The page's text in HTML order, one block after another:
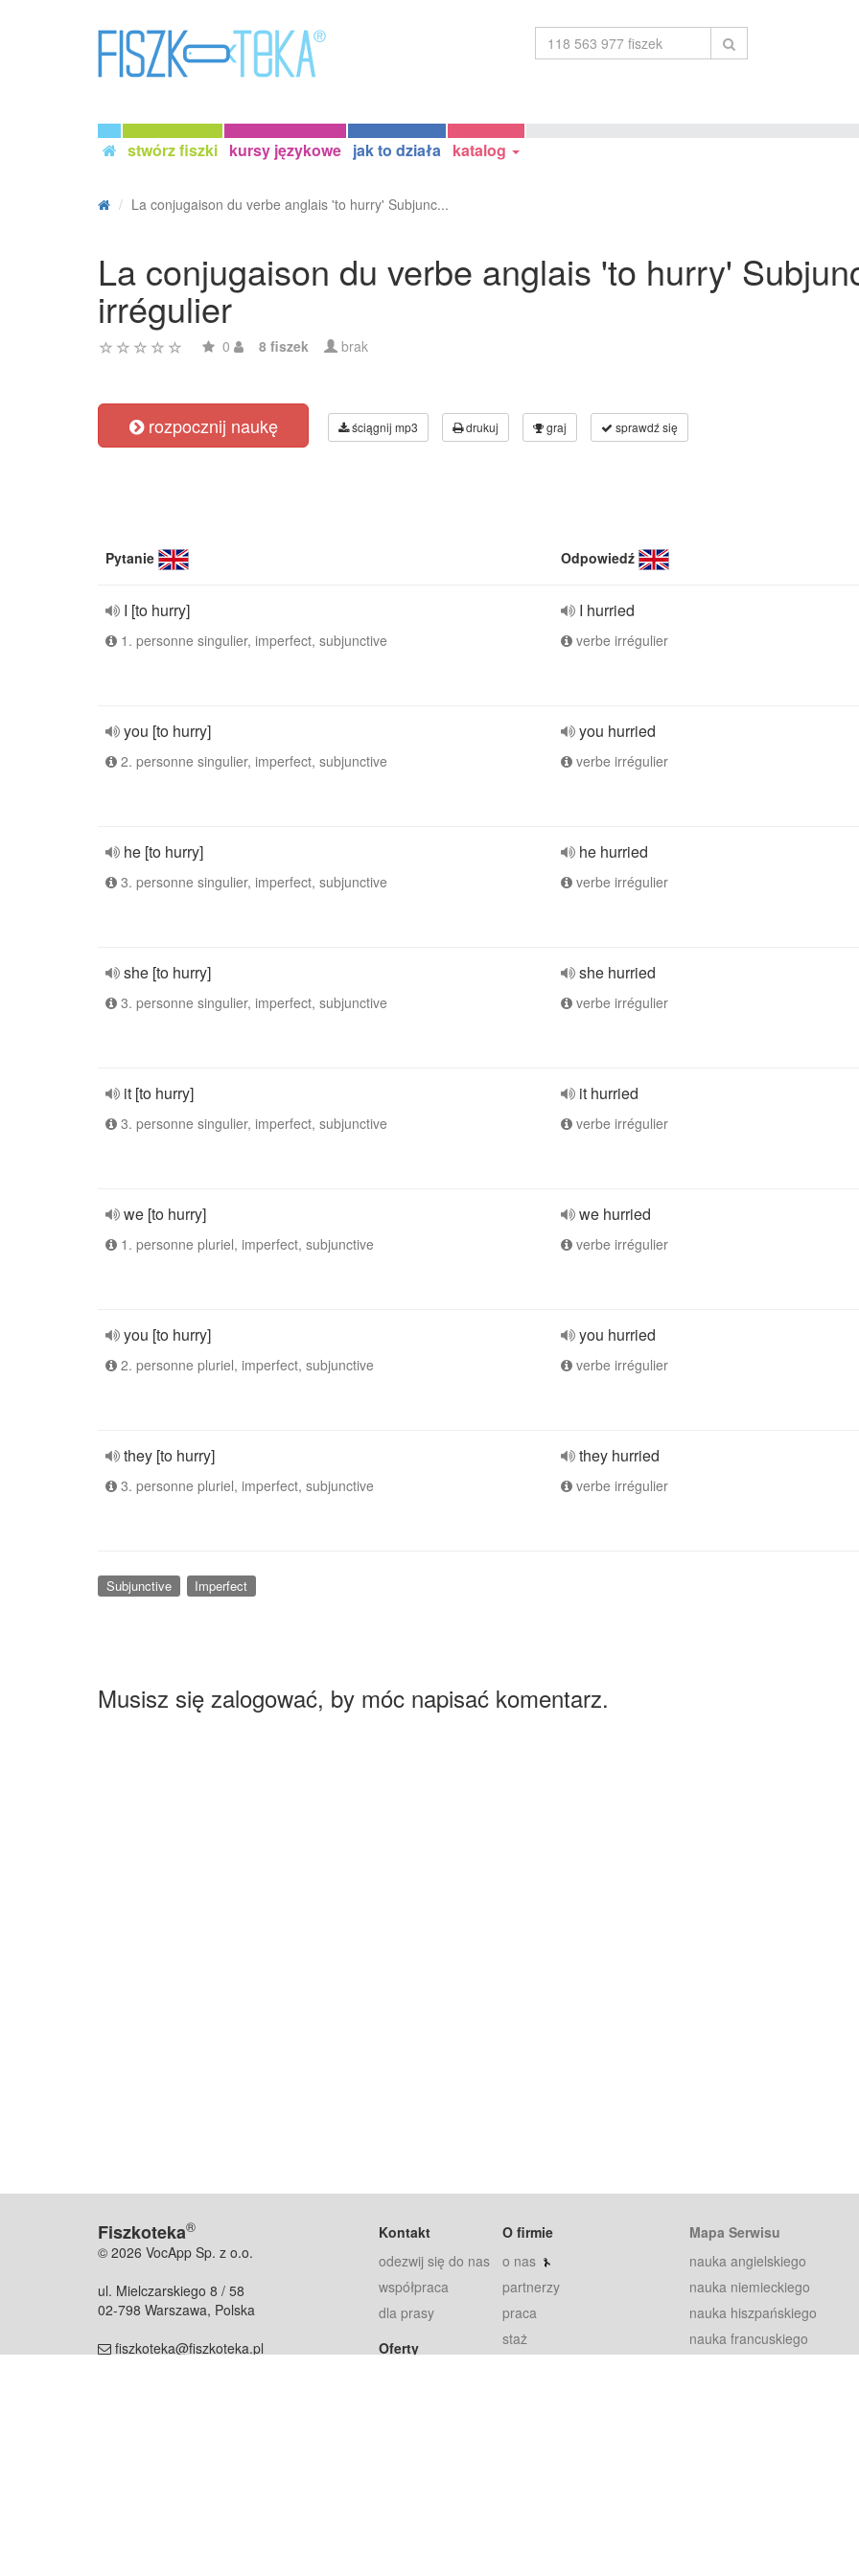
stwórz fiszki kursy językowe jak to działa katalog
La conjugaison du verbe anglais 'to hurry' Subjunc...
La conjugaison du verbe anglais 'to hurry'
irrégulier
0 8 fiszek brak
rozpocznij naukę ściągnij mp3 drukuj graj sprawdź się
Pytanie Odpowiedź
I [to hurry]
1. personne singulier, imperfect, subjunctive
I hurried
verbe irrégulier
you [to hurry]
2. personne singulier, imperfect, subjunctive
you hurried
verbe irrégulier
he [to hurry]
3. personne singulier, imperfect, subjunctive
he hurried
verbe irrégulier
she [to hurry]
3. personne singulier, imperfect, subjunctive
she hurried
verbe irrégulier
it [to hurry]
3. personne singulier, imperfect, subjunctive
it hurried
verbe irrégulier
we [to hurry]
1. personne pluriel, imperfect, subjunctive
we hurried
verbe irrégulier
you [to hurry]
2. personne pluriel, imperfect, subjunctive
you hurried
verbe irrégulier
they [to hurry]
3. personne pluriel, imperfect, subjunctive
they hurried
verbe irrégulier
Subjunctive Imperfect
Musisz się zalogować, by móc napisać komentarz.
Fiszkoteka®
© 2026 VocApp Sp. z o.o.
ul. Mielczarskiego 8 / 58
02-798 Warszawa, Polska
fiszkoteka@fiszkoteka.pl
Kontakt
odezwij się do nas
współpraca
dla prasy
Oferty
O firmie
o nas
partnerzy
praca
staż
Mapa Serwisu
nauka angielskiego
nauka niemieckiego
nauka hiszpańskiego
nauka francuskiego